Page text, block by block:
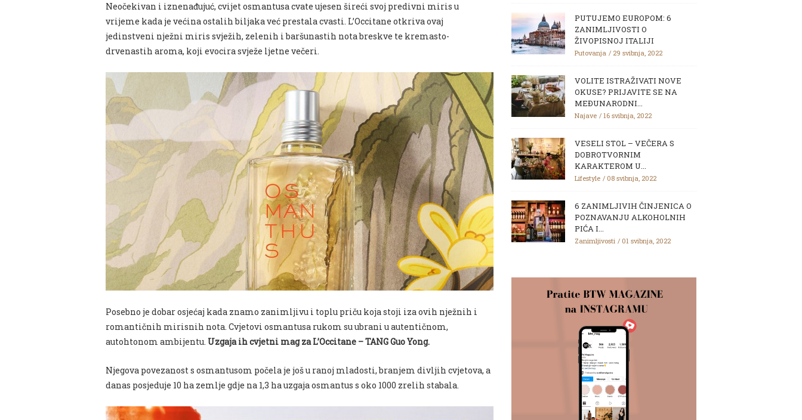
Neočekivan i iznenađujuć, cvijet osmantusa cvate ujesen šireći svoj predivni miris u
vrijeme kada je većina ostalih biljaka već prestala cvasti. L’Occitane otkriva ovaj
jedinstveni nježni miris svježih, zelenih i baršunastih nota breskve te kremasto-
drvenastih aroma, koji evocira svježe ljetne večeri.
Posebno je dobar osjećaj kada znamo zanimljivu i toplu priču koja stoji iza ovih nježnih i
romantičnih mirisnih nota. Cvjetovi osmantusa rukom su ubrani u autentičnom,
autohtonom ambijentu. Uzgaja ih cvjetni mag za L’Occitane – TANG Guo Yong.
Njegova povezanost s osmantusom počela je još u ranoj mladosti, branjem divljih cvjetova, a
danas posjeduje 10 ha zemlje gdje na 1,3 ha uzgaja osmantus s oko 1000 zrelih stabala.
PUTUJEMO EUROPOM: 6
ZANIMLJIVOSTI O
ŽIVOPISNOJ ITALIJI
Putovanja 29 svibnja, 2022
VOLITE ISTRAŽIVATI NOVE
OKUSE? PRIJAVITE SE NA
MEĐUNARODNI...
Najave 16 svibnja, 2022
VESELI STOL – VEČERA S
DOBROTVORNIM
KARAKTEROM U...
Lifestyle 08 svibnja, 2022
6 ZANIMLJIVIH ČINJENICA O
POZNAVANJU ALKOHOLNIH
PIĆA I...
Zanimljivosti 01 svibnja, 2022